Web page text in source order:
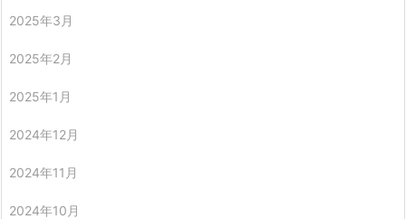
2025年3月
2025年2月
2025年1月
2024年12月
2024年11月
2024年10月